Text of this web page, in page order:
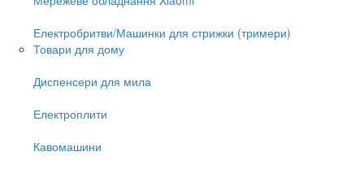
Електробритви/Машинки для стрижки (тримери)
Товари для дому
Диспенсери для мила
Електроплити
Кавомашини